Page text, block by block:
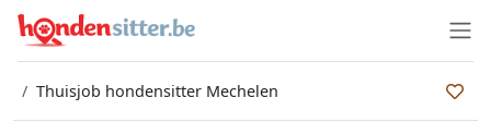
Thuisjob hondensitter Mechelen